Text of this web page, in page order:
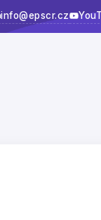
info@epscr.cz